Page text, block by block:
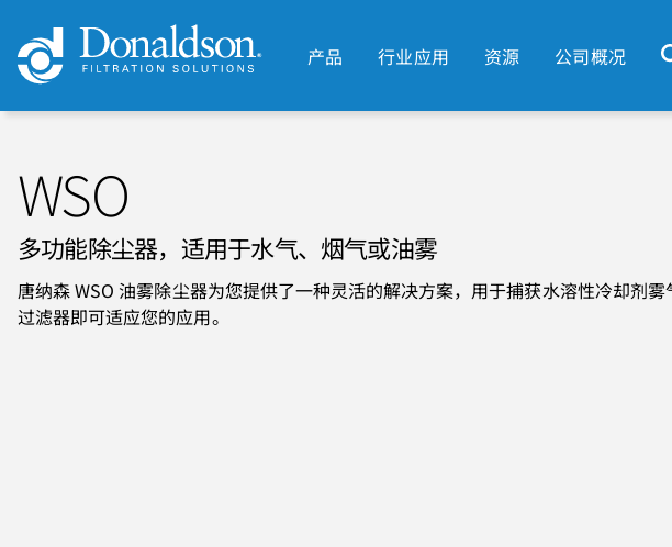
产品 行业应用 资源 公司概况
WSO
多功能除尘器，适用于水气、烟气或油雾
唐纳森 WSO 油雾除尘器为您提供了一种灵活的解决方案，用于捕获水溶性冷却剂
过滤器即可适应您的应用。